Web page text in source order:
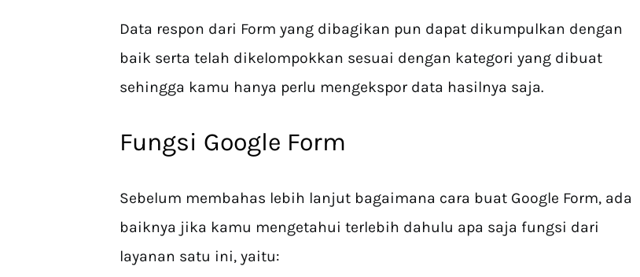
Data respon dari Form yang dibagikan pun dapat dikumpulkan dengan
baik serta telah dikelompokkan sesuai dengan kategori yang dibuat
sehingga kamu hanya perlu mengekspor data hasilnya saja.
Fungsi Google Form
Sebelum membahas lebih lanjut bagaimana cara buat Google Form, ada
baiknya jika kamu mengetahui terlebih dahulu apa saja fungsi dari
layanan satu ini, yaitu: